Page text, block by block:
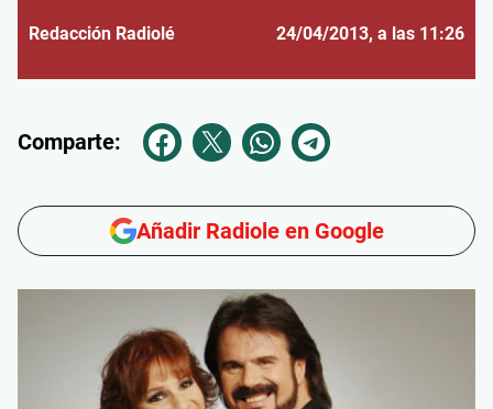
Redacción Radiolé 24/04/2013, a las 11:26
Comparte:
Añadir Radiole en Google